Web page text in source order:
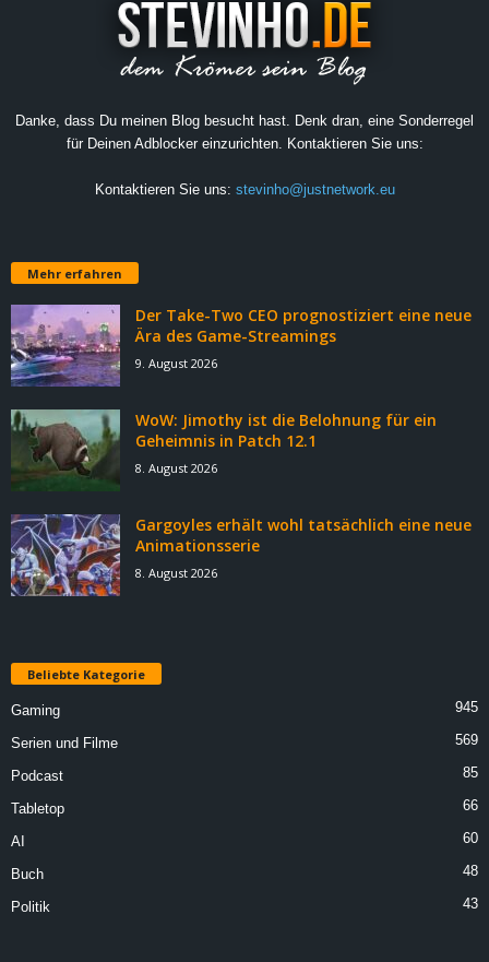
Danke, dass Du meinen Blog besucht hast. Denk dran, eine Sonderregel
für Deinen Adblocker einzurichten. Kontaktieren Sie uns:
Kontaktieren Sie uns: stevinho@justnetwork.eu
Mehr erfahren
Der Take-Two CEO prognostiziert eine neue
Ära des Game-Streamings
9. August 2026
WoW: Jimothy ist die Belohnung für ein
Geheimnis in Patch 12.1
8. August 2026
Gargoyles erhält wohl tatsächlich eine neue
Animationsserie
8. August 2026
Beliebte Kategorie
Gaming 945
Serien und Filme 569
Podcast 85
Tabletop 66
AI 60
Buch 48
Politik 43